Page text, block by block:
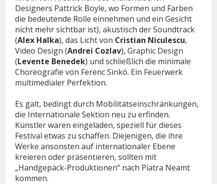
Designers Pattrick Boyle, wo Formen und Farben
die bedeutende Rolle einnehmen und ein Gesicht
nicht mehr sichtbar ist), akustisch der Soundtrack
(Alex Halka), das Licht von Cristian Niculescu,
Video Design (Andrei Cozlav), Graphic Design
(Levente Benedek) und schließlich die minimale
Choreografie von Ferenc Sinkó. Ein Feuerwerk
multimedialer Perfektion.
Es galt, bedingt durch Mobilitätseinschränkungen,
die Internationale Sektion neu zu erfinden.
Künstler waren eingeladen, speziell für dieses
Festival etwas zu schaffen. Diejenigen, die ihre
Werke ansonsten auf internationaler Ebene
kreieren oder präsentieren, sollten mit
„Handgepäck-Produktionen“ nach Piatra Neamt
kommen.